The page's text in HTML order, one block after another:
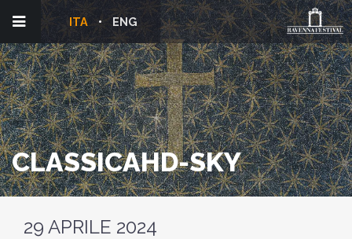
ENG
ITA
CLASSICAHD-SKY
29 APRILE 2024